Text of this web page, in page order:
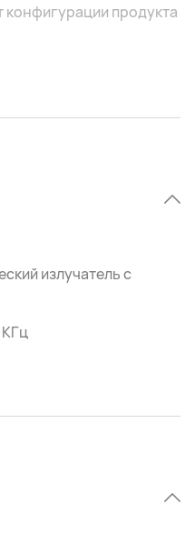
конфигурации продукта
излучатель с